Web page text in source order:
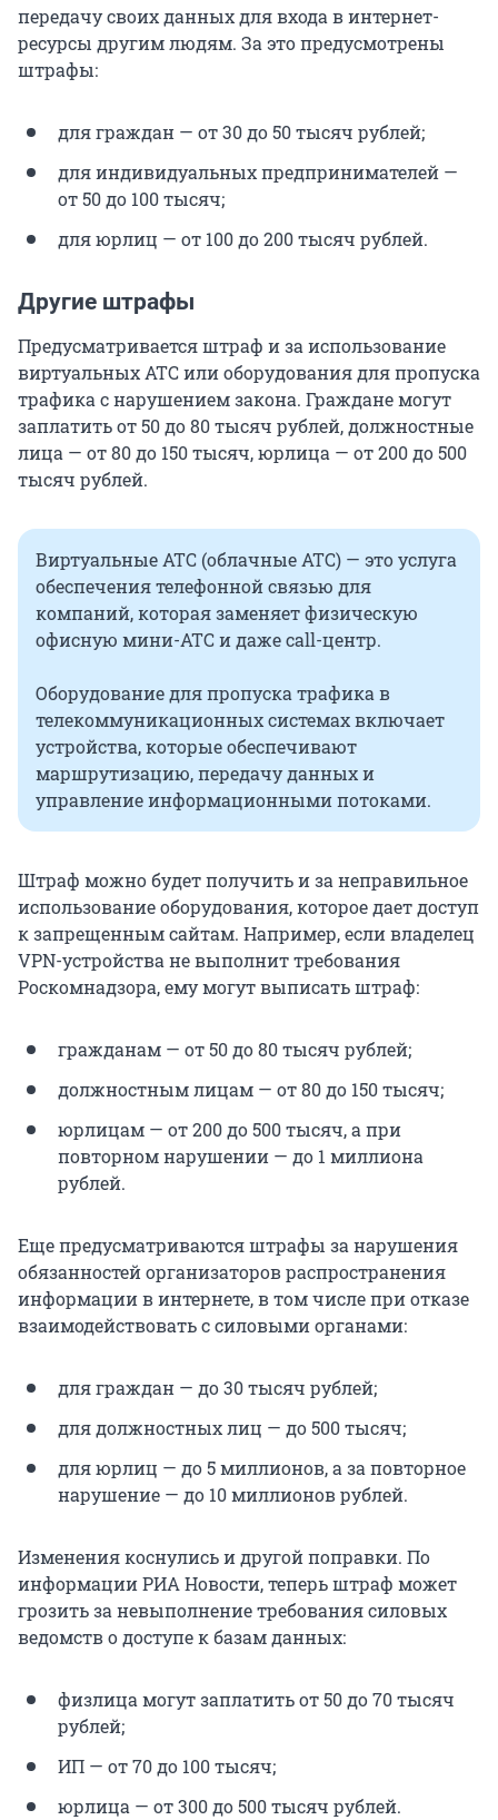
передачу своих данных для входа в интернет-
ресурсы другим людям. За это предусмотрены
штрафы:
для граждан — от 30 до 50 тысяч рублей;
для индивидуальных предпринимателей —
от 50 до 100 тысяч;
для юрлиц — от 100 до 200 тысяч рублей.
Другие штрафы
Предусматривается штраф и за использование
виртуальных АТС или оборудования для пропуска
трафика с нарушением закона. Граждане могут
заплатить от 50 до 80 тысяч рублей, должностные
лица — от 80 до 150 тысяч, юрлица — от 200 до 500
тысяч рублей.
Виртуальные АТС (облачные АТС) — это услуга
обеспечения телефонной связью для
компаний, которая заменяет физическую
офисную мини-АТС и даже call-центр.
Оборудование для пропуска трафика в
телекоммуникационных системах включает
устройства, которые обеспечивают
маршрутизацию, передачу данных и
управление информационными потоками.
Штраф можно будет получить и за неправильное
использование оборудования, которое дает доступ
к запрещенным сайтам. Например, если владелец
VPN-устройства не выполнит требования
Роскомнадзора, ему могут выписать штраф:
гражданам — от 50 до 80 тысяч рублей;
должностным лицам — от 80 до 150 тысяч;
юрлицам — от 200 до 500 тысяч, а при
повторном нарушении — до 1 миллиона
рублей.
Еще предусматриваются штрафы за нарушения
обязанностей организаторов распространения
информации в интернете, в том числе при отказе
взаимодействовать с силовыми органами:
для граждан — до 30 тысяч рублей;
для должностных лиц — до 500 тысяч;
для юрлиц — до5 миллионов, а за повторное
нарушение — до 10 миллионоврублей.
Изменения коснулись и другой поправки. По
информации РИА Новости, теперь штраф может
грозить за невыполнение требования силовых
ведомств о доступе к базам данных:
физлица могут заплатить от 50 до 70 тысяч
рублей;
ИП — от 70 до 100 тысяч;
юрлица — от 300 до 500 тысяч рублей.